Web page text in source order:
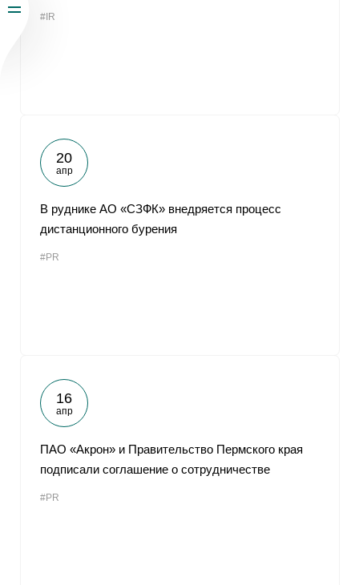
#IR
20
апр
В руднике АО «СЗФК» внедряется процесс
дистанционного бурения
#PR
16
апр
ПАО «Акрон» и Правительство Пермского края
подписали соглашение о сотрудничестве
#PR